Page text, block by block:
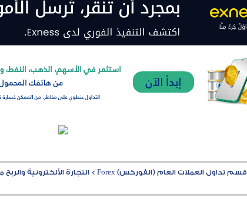
قسم تداول العملات العام (الفوركس) Forex >التجارة الألكترونية والربح